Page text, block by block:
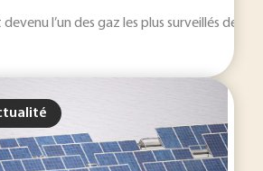
l’un des gaz les plus surveillés de